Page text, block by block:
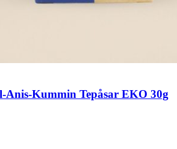
Anis-Kummin Tepåsar EKO 30g